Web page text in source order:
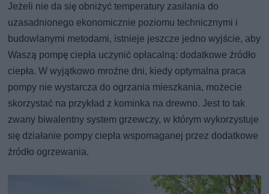
Jeżeli nie da się obniżyć temperatury zasilania do
uzasadnionego ekonomicznie poziomu technicznymi i
budowlanymi metodami, istnieje jeszcze jedno wyjście, aby
Waszą pompę ciepła uczynić opłacalną: dodatkowe źródło
ciepła. W wyjątkowo mroźne dni, kiedy optymalna praca
pompy nie wystarcza do ogrzania mieszkania, możecie
skorzystać na przykład z kominka na drewno. Jest to tak
zwany biwalentny system grzewczy, w którym wykorzystuje
się działanie pompy ciepła wspomaganej przez dodatkowe
źródło ogrzewania.